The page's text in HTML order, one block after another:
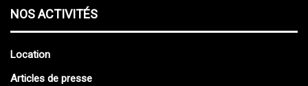
NOS ACTIVITÉS
Location
Articles de presse